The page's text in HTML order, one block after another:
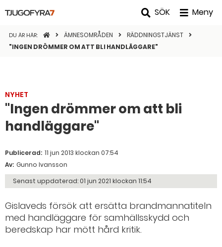
SÖK Meny
DU ÄR HÄR: STARTSIDANÄMNESOMRÅDEN
RÄDDNINGSTJÄNST
"INGEN DRÖMMER OM ATT BLI HANDLÄGGARE"
NYHET
"Ingen drömmer om att bli
handläggare"
Publicerad: 11 jun 2013 klockan 07:54
Av: Gunno Ivansson
Senast uppdaterad: 01 jun 2021 klockan 11:54
Gislaveds försök att ersätta brandmannatiteln
med handläggare för samhällsskydd och
beredskap har mött hård kritik.